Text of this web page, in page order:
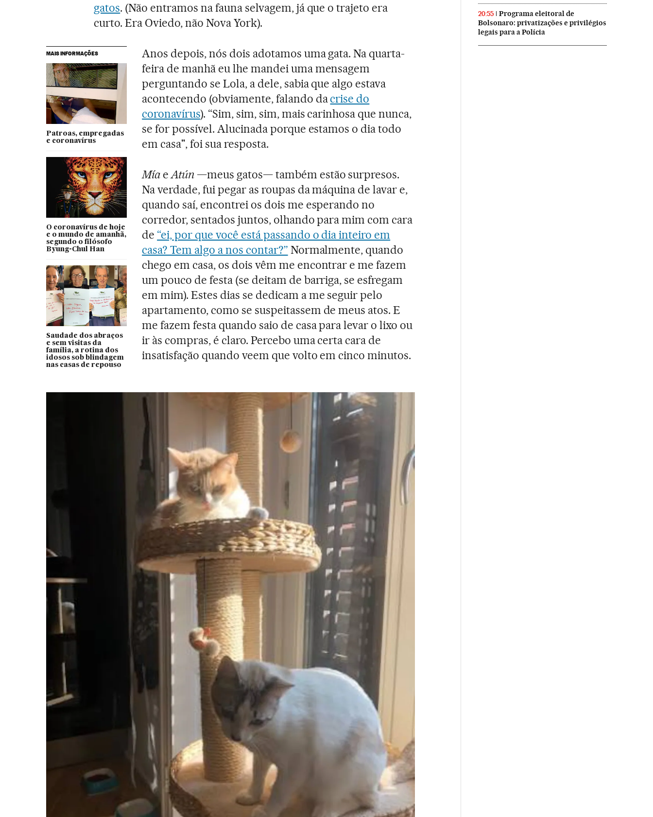
gatos. (Não entramos na fauna selvagem, já que o trajeto era
curto. Era Oviedo, não Nova York).
MAIS INFORMAÇÕES
Patroas, empregadas
e coronavírus
O coronavírus de hoje
e o mundo de amanhã,
segundo o filósofo
Byung-Chul Han
Saudade dos abraços
e sem visitas da
família, a rotina dos
idosos sob blindagem
nas casas de repouso
Anos depois, nós dois adotamos uma gata. Na quarta-
feira de manhã eu lhe mandei uma mensagem
perguntando se Lola, a dele, sabia que algo estava
acontecendo (obviamente, falando dacrise do
coronavírus). “Sim, sim, sim, mais carinhosa que nunca,
se for possível. Alucinada porque estamos o dia todo
em casa", foi sua resposta.
Mía eAtún —meus gatos— também estão surpresos.
Na verdade, fui pegar as roupas da máquina de lavar e,
quando saí, encontrei os dois me esperando no
corredor, sentados juntos, olhando para mim com cara
de “ei, por que você está passando o dia inteiro em
casa? Tem algo a nos contar?” Normalmente, quando
chego em casa, os dois vêm me encontrar e me fazem
um pouco de festa (se deitam de barriga, se esfregam
em mim). Estes dias se dedicam a me seguir pelo
apartamento, como se suspeitassem de meus atos. E
me fazem festa quando saio de casa para levar o lixo ou
ir às compras, é claro. Percebo uma certa cara de
insatisfação quando veem que volto em cinco minutos.
20:55
Programa eleitoral de
Bolsonaro: privatizações e privilégios
legais para a Polícia